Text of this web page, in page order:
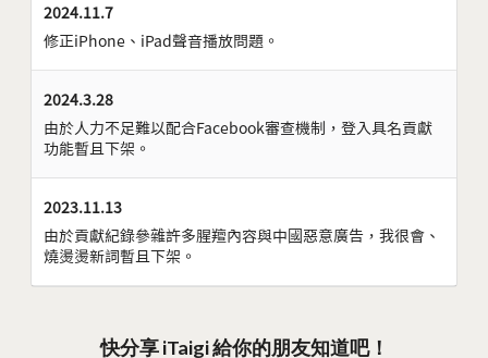
2024.11.7
修正iPhone、iPad聲音播放問題。
2024.3.28
由於人力不足難以配合Facebook審查機制，登入具名貢獻
功能暫且下架。
2023.11.13
由於貢獻紀錄參雜許多腥羶內容與中國惡意廣告，我很會、
燒燙燙新詞暫且下架。
快分享 iTaigi 給你的朋友知道吧！